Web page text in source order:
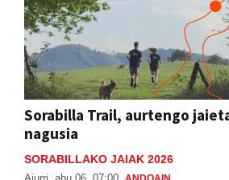
Sorabilla Trail, aurtengo
nagusia
SORABILLAKO JAIAK 2026